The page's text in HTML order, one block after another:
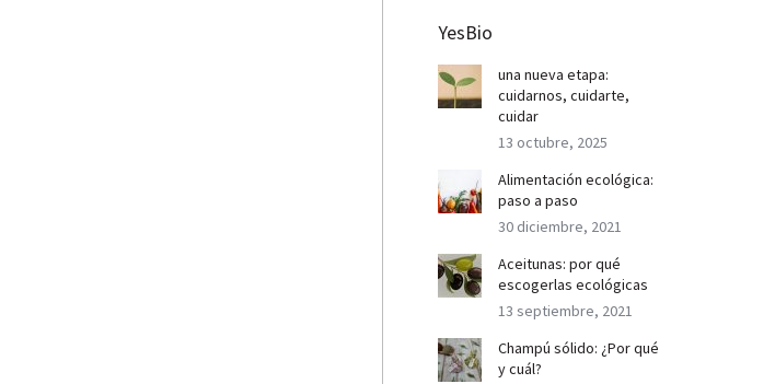
YesBio
una nueva etapa:
cuidarnos, cuidarte,
cuidar
13 octubre, 2025
Alimentación ecológica:
paso a paso
30 diciembre, 2021
Aceitunas: por qué
escogerlas ecológicas
13 septiembre, 2021
Champú sólido: ¿Por qué
y cuál?